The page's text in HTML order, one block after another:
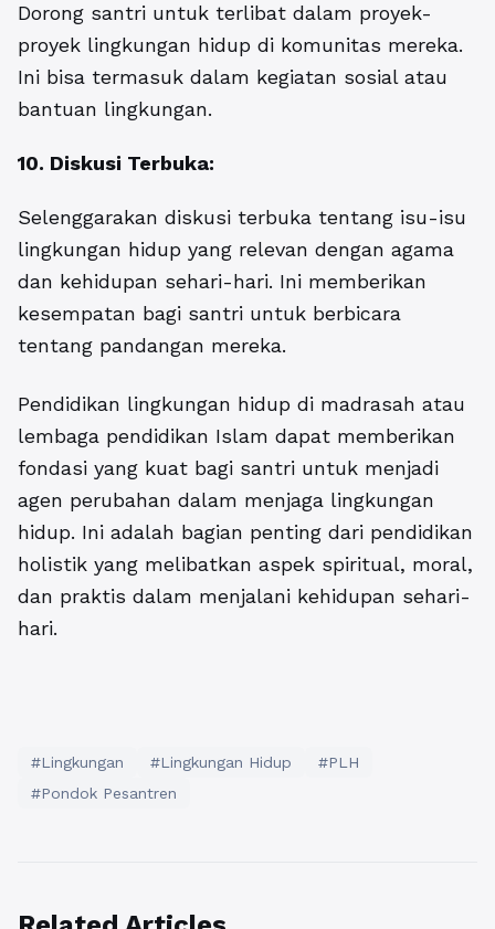
Dorong santri untuk terlibat dalam proyek-
proyek lingkungan hidup di komunitas mereka.
Ini bisa termasuk dalam kegiatan sosial atau
bantuan lingkungan.
10. Diskusi Terbuka:
Selenggarakan diskusi terbuka tentang isu-isu
lingkungan hidup yang relevan dengan agama
dan kehidupan sehari-hari. Ini memberikan
kesempatan bagi santri untuk berbicara
tentang pandangan mereka.
Pendidikan lingkungan hidup di madrasah atau
lembaga pendidikan Islam dapat memberikan
fondasi yang kuat bagi santri untuk menjadi
agen perubahan dalam menjaga lingkungan
hidup. Ini adalah bagian penting dari pendidikan
holistik yang melibatkan aspek spiritual, moral,
dan praktis dalam menjalani kehidupan sehari-
hari.
#Lingkungan #Lingkungan Hidup
#PLH
#Pondok Pesantren